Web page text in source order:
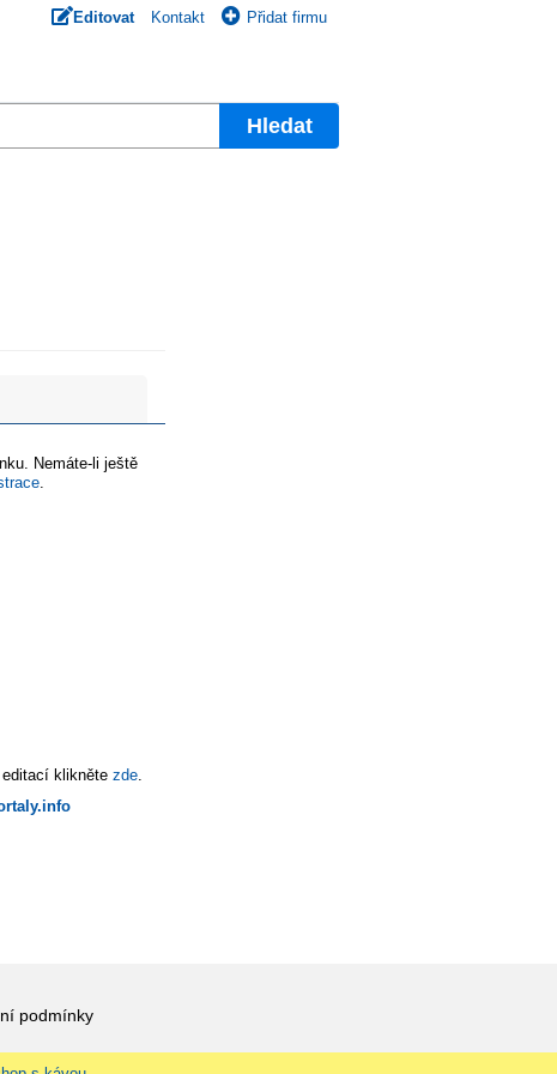
Editovat Kontakt Přidat firmu
Hledat
Nemáte-li ještě
klikněte zde
podmínky